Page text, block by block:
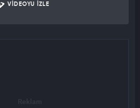
VIDEOYU İZLE